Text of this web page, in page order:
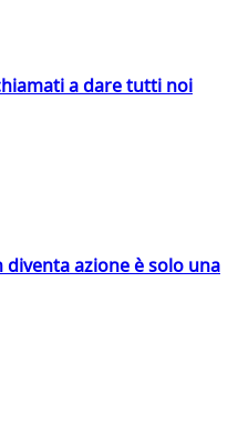
a dare tutti noi
azione è solo una